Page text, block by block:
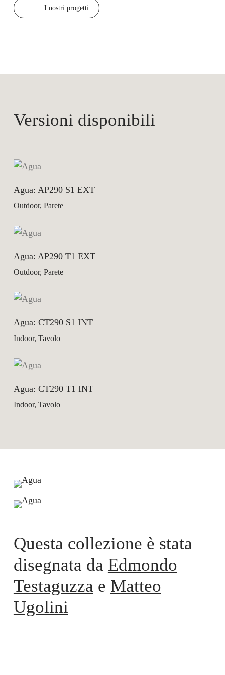
I nostri progetti
Versioni disponibili
Agua: AP290 S1 EXT
Outdoor, Parete
Agua: AP290 T1 EXT
Outdoor, Parete
Agua: CT290 S1 INT
Indoor, Tavolo
Agua: CT290 T1 INT
Indoor, Tavolo
Questa collezione è stata
disegnata da Edmondo
Testaguzza e Matteo
Ugolini